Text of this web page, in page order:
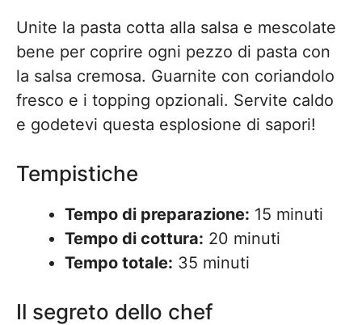
Unite la pasta cotta alla salsa e mescolate
bene per coprire ogni pezzo di pasta con
la salsa cremosa. Guarnite con coriandolo
fresco e i topping opzionali. Servite caldo
e godetevi questa esplosione di sapori!
Tempistiche
Tempo di preparazione: 15 minuti
Tempo di cottura: 20 minuti
Tempo totale: 35 minuti
Il segreto dello chef